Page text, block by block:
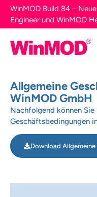
WinMOD Build 84 –
Engineer und WinMOD
Allgemeine
WinMOD GmbH
Nachfolgend können Sie
Geschäftsbedingungen
Download